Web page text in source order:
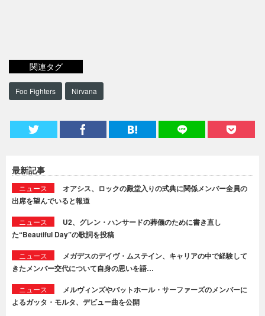
関連タグ
Foo Fighters Nirvana
最新記事
ニュース
オアシス、ロックの殿堂入りの式典に関係メンバー全員の
出席を望んでいると報道
ニュース
U2、グレン・ハンサードの葬儀のために書き直し
た“Beautiful Day”の歌詞を投稿
ニュース
メガデスのデイヴ・ムステイン、キャリアの中で経験して
きたメンバー交代について自身の思いを語…
ニュース
メルヴィンズやバットホール・サーファーズのメンバーに
よるガッタ・モルタ、デビュー曲を公開